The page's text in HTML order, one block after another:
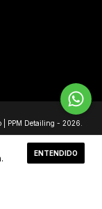
ENTENDIDO
| PPM Detailing - 2026.